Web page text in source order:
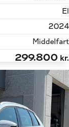
El
2024
Middelfart
299.800 kr.